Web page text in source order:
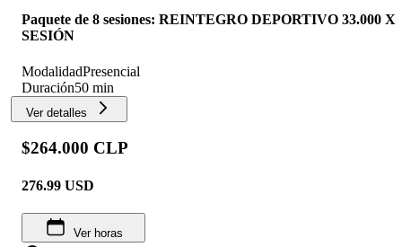
Paquete de 8 sesiones: REINTEGRO DEPORTIVO 33.000 X
SESIÓN
ModalidadPresencial
Duración50 min
Ver detalles
$264.000 CLP
276.99 USD
Ver horas